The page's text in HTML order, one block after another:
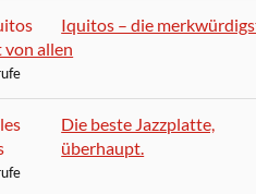
Iquitos – die
von allen
Die beste Jazzplatte,
überhaupt.